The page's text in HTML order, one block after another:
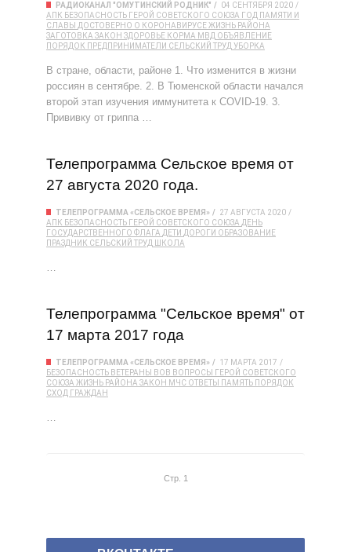
РАДИОКАНАЛ "ОМУТИНСКИЙ РОДНИК"
04 СЕНТЯБРЯ 2020
АПК БЕЗОПАСНОСТЬ ГЕРОЙ СОВЕТСКОГО СОЮЗА ГОД ПАМЯТИ И
СЛАВЫ ДОСТОВЕРНО О КОРОНАВИРУСЕЖИЗНЬ РАЙОНА
ЗАГОТОВКА ЗАКОН ЗДОРОВЬЕ КОРМА МВД ОБЪЯВЛЕНИЕ
ПОРЯДОК ПРЕДПРИНИМАТЕЛИ СЕЛЬСКИЙ ТРУД УБОРКА
В стране, области, районе 1. Что изменится в жизни
россиян в сентябре. 2. В Тюменской области начался
второй этап изучения иммунитета к COVID-19. 3.
Прививку от гриппа …
Телепрограмма Сельское время от
27 августа 2020 года.
ТЕЛЕПРОГРАММА «СЕЛЬСКОЕ ВРЕМЯ»
27 АВГУСТА 2020
АПК БЕЗОПАСНОСТЬ ГЕРОЙ СОВЕТСКОГО СОЮЗА ДЕНЬ
ГОСУДАРСТВЕННОГО ФЛАГА ДЕТИ ДОРОГИ ОБРАЗОВАНИЕ
ПРАЗДНИК СЕЛЬСКИЙ ТРУД ШКОЛА
…
Телепрограмма "Сельское время" от
17 марта 2017 года
ТЕЛЕПРОГРАММА «СЕЛЬСКОЕ ВРЕМЯ»
17 МАРТА 2017
БЕЗОПАСНОСТЬ ВЕТЕРАНЫ ВОВ ВОПРОСЫ
ГЕРОЙ СОВЕТСКОГО
СОЮЗА ЖИЗНЬ РАЙОНА ЗАКОН МЧС ОТВЕТЫ ПАМЯТЬ ПОРЯДОК
СХОД ГРАЖДАН
…
Стр. 1